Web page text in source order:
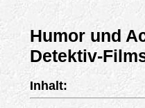
Humor und
Detektiv-
Inhalt: